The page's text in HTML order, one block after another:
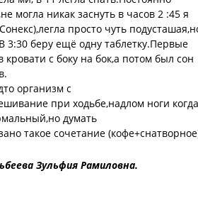
могла никак заснуть в часов 2 :45 я
просто чуть
3:30 беру ещё одну таблетку.Первые
кровати с боку на бок,а потом был сон
организм с
при ходьбе,надлом ноги когда
думать
такое сочетание
Зульфия Рамиловна.